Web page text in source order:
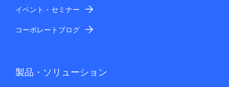
イベント・セミナー
コーポレートブログ
製品・ソリューション